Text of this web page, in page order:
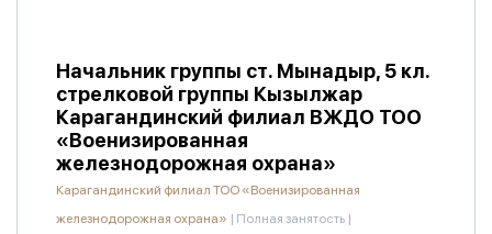
Начальник группы ст. Мынадыр, 5 кл.
стрелковой группы Кызылжар
Карагандинский филиал ВЖДО ТОО
«Военизированная
железнодорожная охрана»
Карагандинский филиал ТОО «Военизированная
железнодорожная охрана» | Полная занятость |